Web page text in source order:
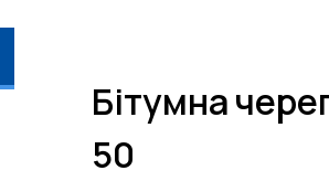
Бітумна
50